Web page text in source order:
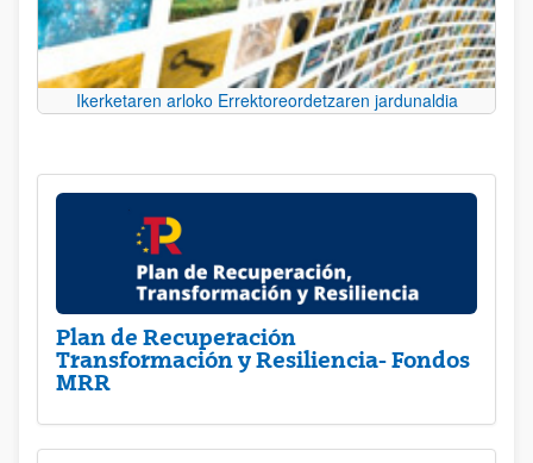
Ikerketaren arloko Errektoreordetzaren jardunaldia
Plan de Recuperación
Transformación y Resiliencia- Fondos
MRR